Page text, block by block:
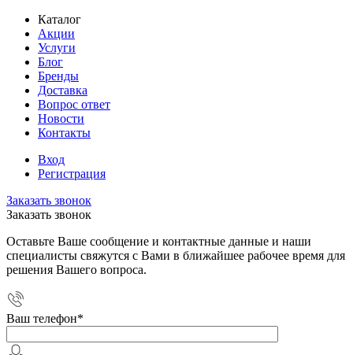
Каталог
Акции
Услуги
Блог
Бренды
Доставка
Вопрос ответ
Новости
Контакты
Вход
Регистрация
Заказать звонок
Заказать звонок
Оставьте Ваше сообщение и контактные данные и наши
специалисты свяжутся с Вами в ближайшее рабочее время для
решения Вашего вопроса.
Ваш телефон*